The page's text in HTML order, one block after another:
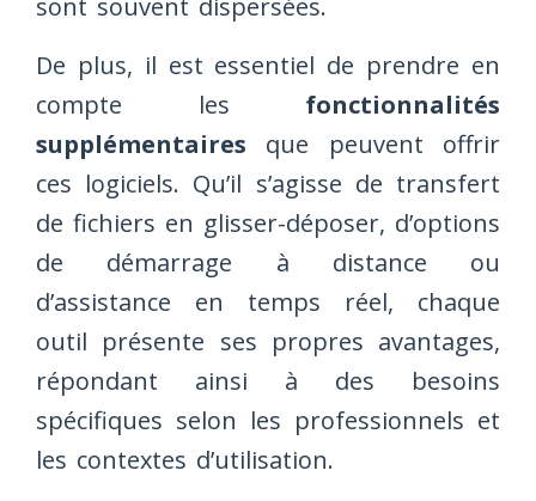
sont souvent dispersées.
De plus, il est essentiel de prendre en
compte les fonctionnalités
supplémentaires que peuvent offrir
ces logiciels. Qu’il s’agisse de transfert
de fichiers en glisser-déposer, d’options
de démarrage à distance ou
d’assistance en temps réel, chaque
outil présente ses propres avantages,
répondant ainsi à des besoins
spécifiques selon les professionnels et
les contextes d’utilisation.